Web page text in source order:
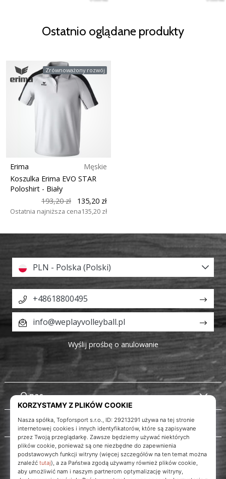
Ostatnio oglądane produkty
Zrównoważony rozwój
Erima
Męskie
Koszulka Erima EVO STAR
Poloshirt - Biały
193,20 zł
135,20 zł
Ostatnia najniższa cena135,20 zł
O nas
Obsługa klienta
PLN - Polska (Polski)
+48618800495
info@weplayvolleyball.pl
Wyślij prośbę o anulowanie